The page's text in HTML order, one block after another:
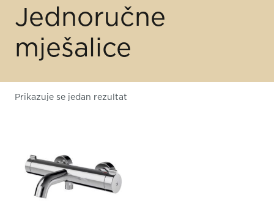
Jednoručne
mješalice
Prikazuje se jedan rezultat